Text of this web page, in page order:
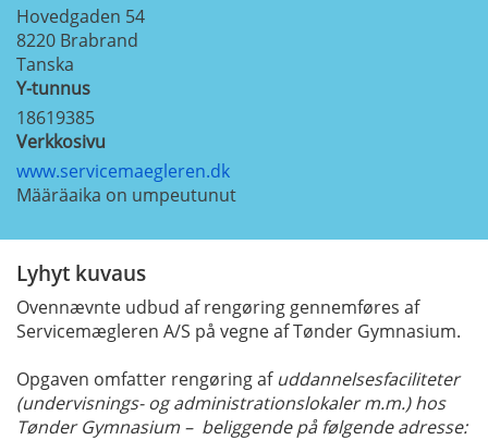
Hovedgaden 54
8220 Brabrand
Tanska
Y-tunnus
18619385
Verkkosivu
www.servicemaegleren.dk
Määräaika on umpeutunut
Lyhyt kuvaus
Ovennævnte udbud af rengøring gennemføres af
Servicemægleren A/S på vegne af Tønder Gymnasium.
Opgaven omfatter rengøring af uddannelsesfaciliteter
(undervisnings- og administrationslokaler m.m.) hos
Tønder Gymnasium – beliggende på følgende adresse: